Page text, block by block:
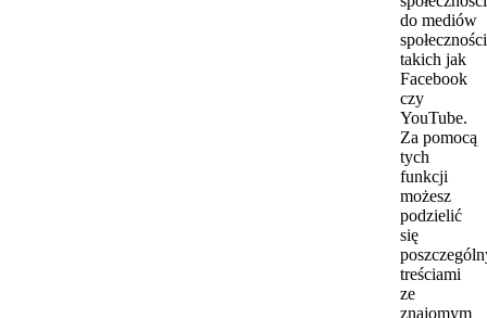
do mediów
takich jak
Facebook
czy
YouTube.
Za pomocą
tych
funkcji
możesz
podzielić
się
treściami
ze
znajomym